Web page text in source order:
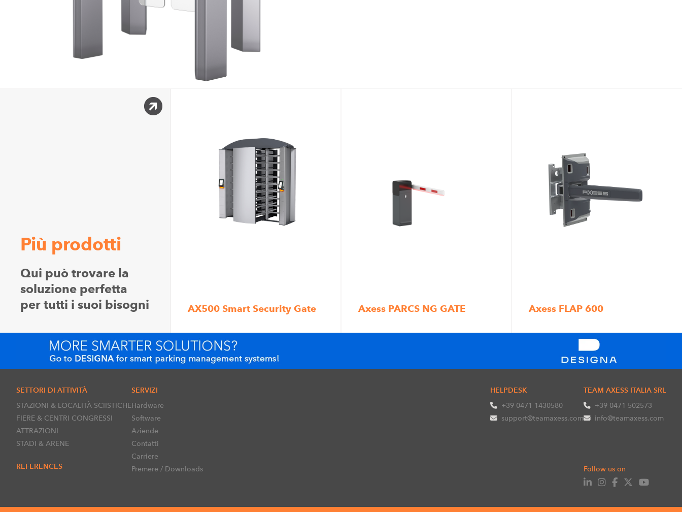
Più prodotti
Qui può trovare la
soluzione perfetta
per tutti i suoi bisogni
AX500 Smart Security Gate Axess PARCS NG GATE Axess FLAP 600
SETTORI DI ATTIVITÀ
STAZIONI & LOCALITÀ SCIISTICHE
FIERE & CENTRI CONGRESSI
ATTRAZIONI
STADI & ARENE
REFERENCES
SERVIZI
Hardware
Software
Aziende
Contatti
Carriere
Premere / Downloads
HELPDESK
+39 0471 1430580
support@teamaxess.com
TEAM AXESS ITALIA SRL
+39 0471 502573
info@teamaxess.com
Follow us on